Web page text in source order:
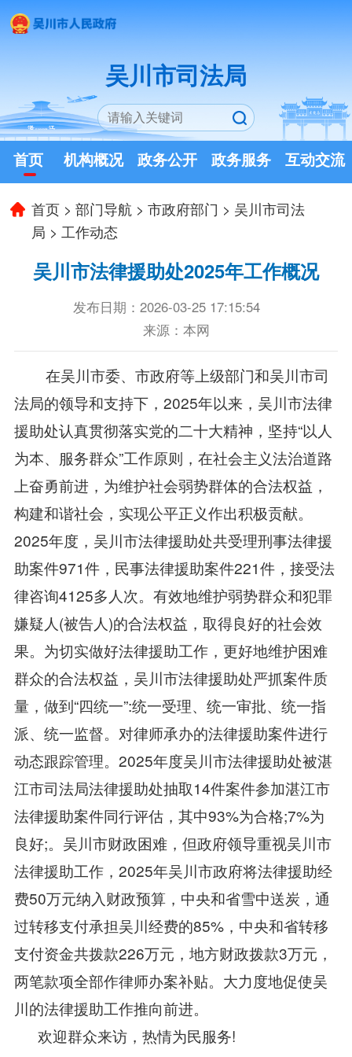
吴川市司法局
首页 机构概况 政务公开 政务服务 互动交流
首页 >部门导航 >市政府部门 > 吴川市司法
局 > 工作动态
吴川市法律援助处2025年工作概况
发布日期：2026-03-25 17:15:54
来源：本网
在吴川市委、市政府等上级部门和吴川市司
法局的领导和支持下，2025年以来，吴川市法律
援助处认真贯彻落实党的二十大精神，坚持“以人
为本、服务群众”工作原则，在社会主义法治道路
上奋勇前进，为维护社会弱势群体的合法权益，
构建和谐社会，实现公平正义作出积极贡献。
2025年度，吴川市法律援助处共受理刑事法律援
助案件971件，民事法律援助案件221件，接受法
律咨询4125多人次。有效地维护弱势群众和犯罪
嫌疑人(被告人)的合法权益，取得良好的社会效
果。为切实做好法律援助工作，更好地维护困难
群众的合法权益，吴川市法律援助处严抓案件质
量，做到“四统一”:统一受理、统一审批、统一指
派、统一监督。对律师承办的法律援助案件进行
动态跟踪管理。2025年度吴川市法律援助处被湛
江市司法局法律援助处抽取14件案件参加湛江市
法律援助案件同行评估，其中93%为合格;7%为
良好;。吴川市财政困难，但政府领导重视吴川市
法律援助工作，2025年吴川市政府将法律援助经
费50万元纳入财政预算，中央和省雪中送炭，通
过转移支付承担吴川经费的85%，中央和省转移
支付资金共拨款226万元，地方财政拨款3万元，
两笔款项全部作律师办案补贴。大力度地促使吴
川的法律援助工作推向前进。
欢迎群众来访，热情为民服务!